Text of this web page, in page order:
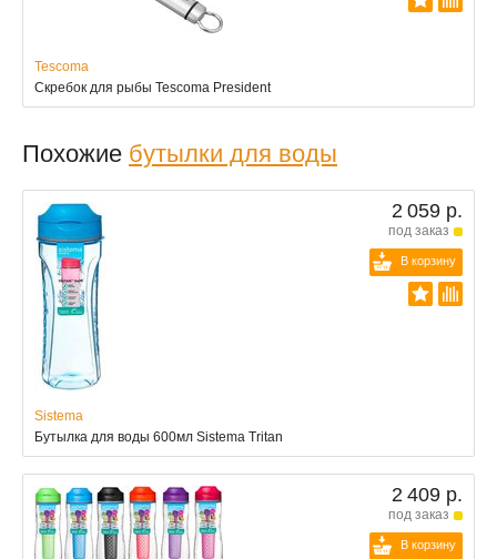
Tescoma
Скребок для рыбы Tescoma President
Похожие бутылки для воды
2 059 р.
под заказ
В корзину
Sistema
Бутылка для воды 600мл Sistema Tritan
2 409 р.
под заказ
В корзину